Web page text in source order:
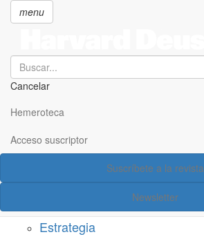
principal
menu
Search
Cancelar
Hemeroteca
Acceso suscriptor
Suscríbete a la revista
Newsletter
Acceso suscriptor
Estrategia